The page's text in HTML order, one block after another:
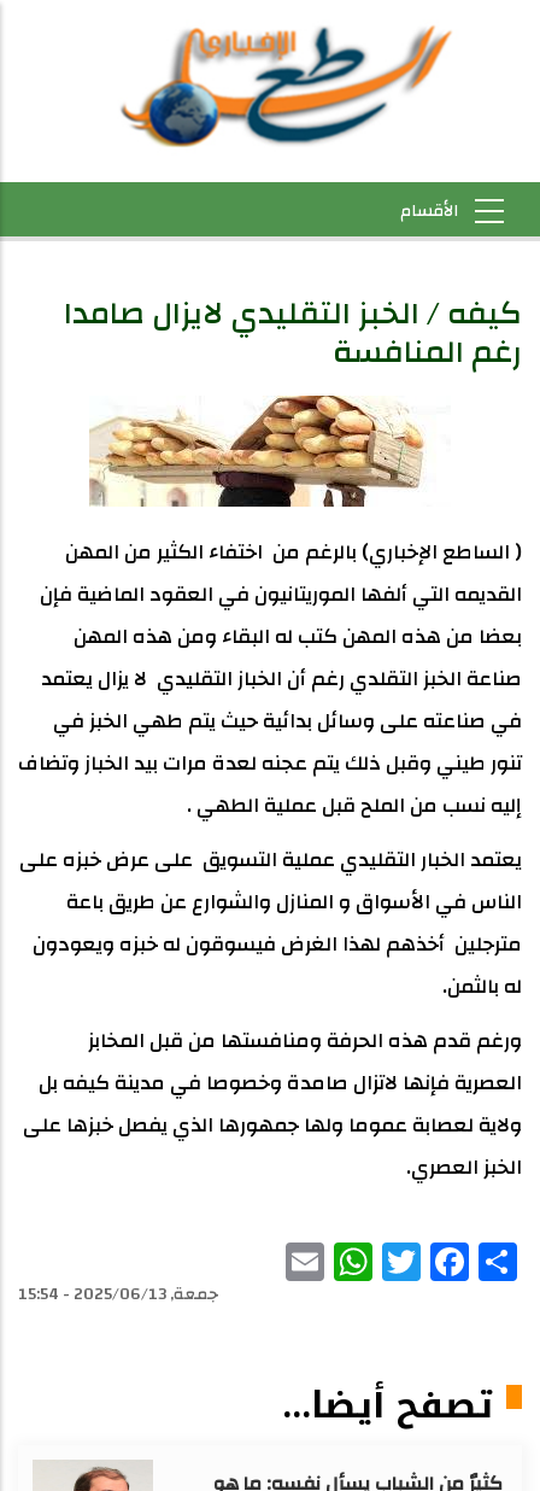
كيفه / الخبز التقليدي لايزال صامدا
رغم المنافسة
( الساطع الإخباري) بالرغم من اختفاء الكثير من المهن
القديمه التي ألفها الموريتانيون في العقود الماضية فإن
بعضا من هذه المهن كتب له البقاء ومن هذه المهن
صناعة الخبز التقلدي رغم أن الخباز التقليدي لا يزال يعتمد
في صناعته على وسائل بدائية حيث يتم طهي الخبز في
تنور طيني وقبل ذلك يتم عجنه لعدة مرات بيد الخباز وتضاف
إليه نسب من الملح قبل عملية الطهي .
يعتمد الخبار التقليدي عملية التسويق على عرض خبزه على
الناس في الأسواق و المنازل والشوارع عن طريق باعة
مترجلين أخذهم لهذا الغرض فيسوقون له خبزه ويعودون
له بالثمن.
ورغم قدم هذه الحرفة ومنافستها من قبل المخابز
العصرية فإنها لاتزال صامدة وخصوصا في مدينة كيفه بل
ولاية لعصابة عموما ولها جمهورها الذي يفصل خبزها على
الخبز العصري.
Share
Facebook
Twitter
WhatsAppجمعة, 2025/06/13 - 15:54
تصفح أيضا...